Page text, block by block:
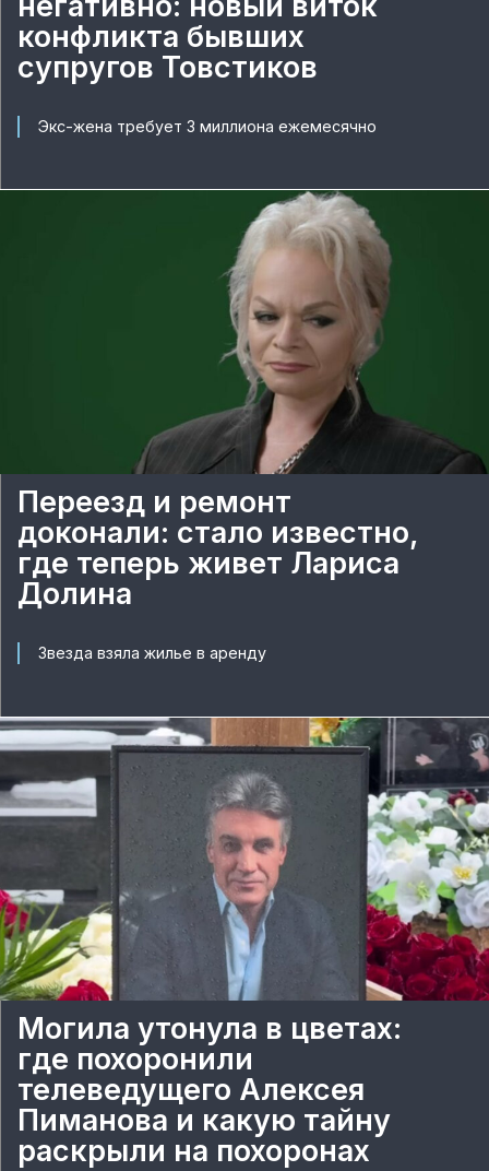
конфликта бывших
супругов Товстиков
Экс-жена требует 3 миллиона ежемесячно
Переезд и ремонт
доконали: стало известно,
где теперь живет Лариса
Долина
Звезда взяла жилье в аренду
Могила утонула в цветах:
где похоронили
телеведущего Алексея
Пиманова и какую тайну
раскрыли на похоронах